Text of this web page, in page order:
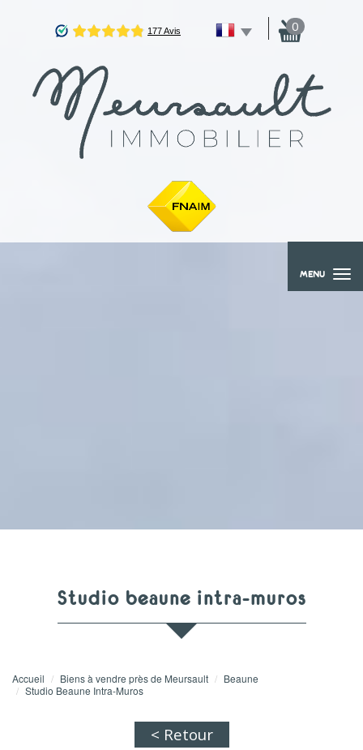
0
MENU
studio beaune intra-muros
Accueil Biens à vendre près de Meursault
Beaune
Studio Beaune Intra-Muros
< Retour